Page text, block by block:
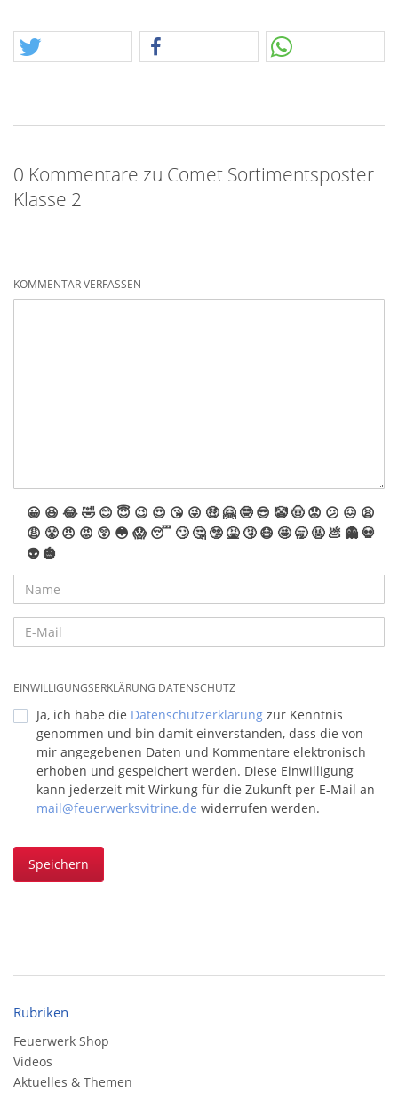
0 Kommentare zu Comet Sortimentsposter
Klasse 2
KOMMENTAR VERFASSEN
😀 😆 😂🤣 😊 😇 😉 😍 😘 😜 🤑 🤗 🤓 😎 🤡🤠 😟 😕 😖 😫
😩 😤 😠 😡 😲 😳 😱 😴 🙄 🤔 🤥 🤮 🤧 😷 🤩 🥱 🤬 💩 👻 💀
👽 🎃
EINWILLIGUNGSERKLÄRUNG DATENSCHUTZ
Ja, ich habe die Datenschutzerklärung zur Kenntnis
genommen und bin damit einverstanden, dass die von
mir angegebenen Daten und Kommentare elektronisch
erhoben und gespeichert werden. Diese Einwilligung
kann jederzeit mit Wirkung für die Zukunft per E-Mail an
mail@feuerwerksvitrine.de widerrufen werden.
Speichern
Rubriken
Feuerwerk Shop
Videos
Aktuelles & Themen